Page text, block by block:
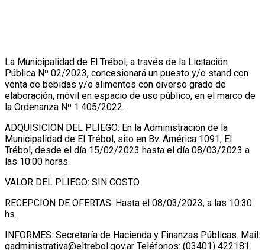
La Municipalidad de El Trébol, a través de la Licitación
Pública Nº 02/2023, concesionará un puesto y/o stand con
venta de bebidas y/o alimentos con diverso grado de
elaboración, móvil en espacio de uso público, en el marco de
la Ordenanza Nº 1.405/2022.
ADQUISICION DEL PLIEGO: En la Administración de la
Municipalidad de El Trébol, sito en Bv. América 1091, El
Trébol, desde el día 15/02/2023 hasta el día 08/03/2023 a
las 10:00 horas.
VALOR DEL PLIEGO: SIN COSTO.
RECEPCION DE OFERTAS: Hasta el 08/03/2023, a las 10:30
hs.
INFORMES: Secretaría de Hacienda y Finanzas Públicas. Mail:
gadministrativa@eltrebol.gov.ar Teléfonos: (03401) 422181.